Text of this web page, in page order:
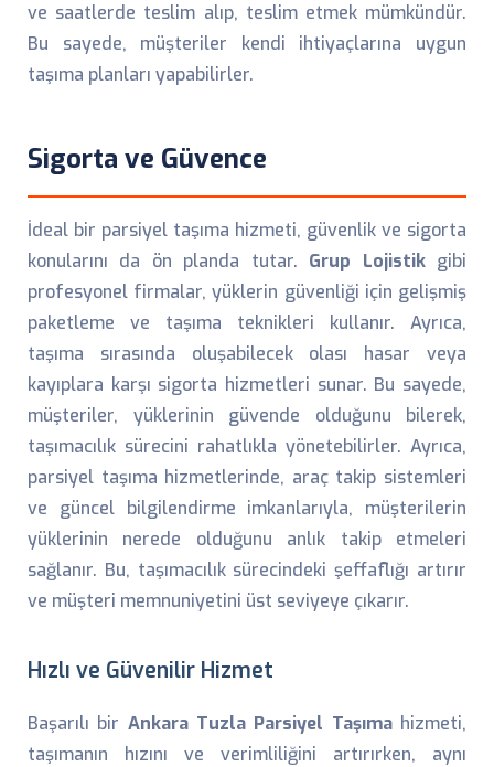
ve saatlerde teslim alıp, teslim etmek mümkündür.
Bu sayede, müşteriler kendi ihtiyaçlarına uygun
taşıma planları yapabilirler.
Sigorta ve Güvence
İdeal bir parsiyel taşıma hizmeti, güvenlik ve sigorta
konularını da ön planda tutar. Grup Lojistikgibi
profesyonel firmalar, yüklerin güvenliği için gelişmiş
paketleme ve taşıma teknikleri kullanır. Ayrıca,
taşıma sırasında oluşabilecek olası hasar veya
kayıplara karşı sigorta hizmetleri sunar. Bu sayede,
müşteriler, yüklerinin güvende olduğunu bilerek,
taşımacılık sürecini rahatlıkla yönetebilirler. Ayrıca,
parsiyel taşıma hizmetlerinde, araç takip sistemleri
ve güncel bilgilendirme imkanlarıyla, müşterilerin
yüklerinin nerede olduğunu anlık takip etmeleri
sağlanır. Bu, taşımacılık sürecindeki şeffaflığı artırır
ve müşteri memnuniyetini üst seviyeye çıkarır.
Hızlı ve Güvenilir Hizmet
Başarılı bir Ankara Tuzla Parsiyel Taşımahizmeti,
taşımanın hızını ve verimliliğini artırırken, aynı